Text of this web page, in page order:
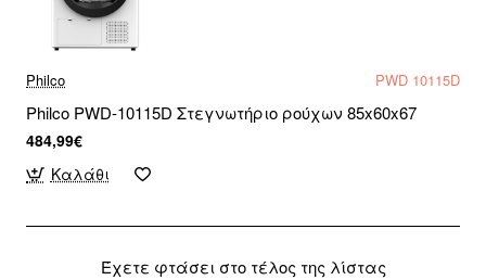
Philco PWD 10115D
Philco PWD-10115D Στεγνωτήριο ρούχων 85x60x67
484,99€
Καλάθι
Έχετε φτάσει στο τέλος της λίστας